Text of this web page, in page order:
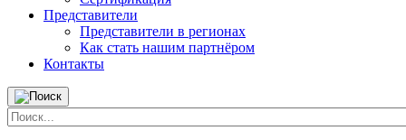
Представители
Представители в регионах
Как стать нашим партнёром
Контакты